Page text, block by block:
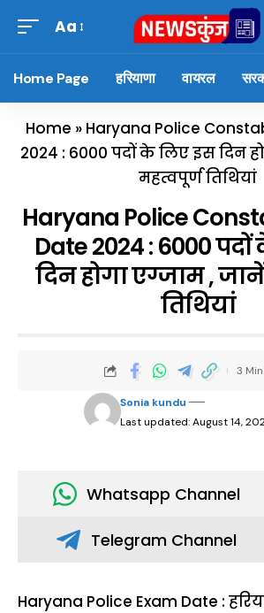
Aa
Home Page हरियाणा वायरल
Home » Haryana Police
2024 : 6000 पदों के लिए इस दिन
महत्वपूर्ण तिथियां
Haryana Police
Date 2024 : 6000
दिन होगा एग्जाम ,
तिथियां
Last updated: August 14,
Sonia kundu
3
Whatsapp Channel
Telegram Channel
Haryana Police Exam Date :